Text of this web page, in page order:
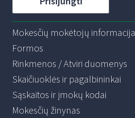
Mokesčių mokėtojų informacija
Formos
Rinkmenos / Atviri duomenys
Skaičiuoklės ir pagalbininkai
Sąskaitos ir įmokų kodai
Mokesčių žinynas